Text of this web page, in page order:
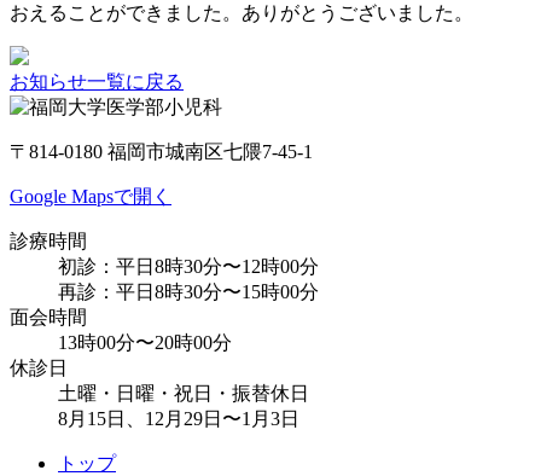
おえることができました。ありがとうございました。
お知らせ一覧に戻る
〒814-0180 福岡市城南区七隈7-45-1
Google Mapsで開く
診療時間
初診：平日8時30分〜12時00分
再診：平日8時30分〜15時00分
面会時間
13時00分〜20時00分
休診日
土曜・日曜・祝日・振替休日
8月15日、12月29日〜1月3日
トップ